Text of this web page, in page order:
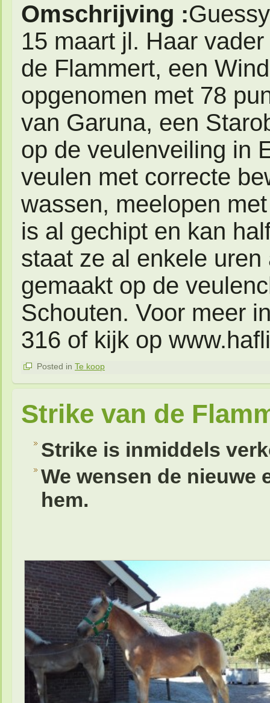
Omschrijving :
15 maart jl. Haar
de Flammert, een
opgenomen met 78
van Garuna, een
op de veulenveiling in
veulen met correcte
wassen, meelopen
is al gechipt en kan
staat ze al enkele
gemaakt op de
Schouten. Voor meer
316 of kijk op
Posted in Te koop
Strike van de
Strike is inmiddels
We wensen de nieuwe
hem.